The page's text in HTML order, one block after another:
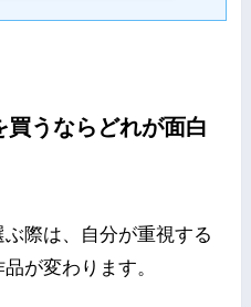
うならどれが面白
際は、自分が重視する
が変わります。